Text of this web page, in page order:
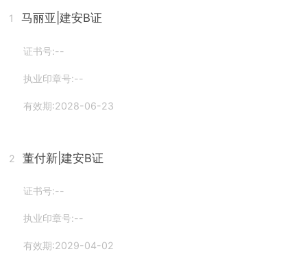
1 马丽亚 |建安B证
证书号:--
执业印章号:--
有效期:2028-06-23
2 董付新 |建安B证
证书号:--
执业印章号:--
有效期:2029-04-02